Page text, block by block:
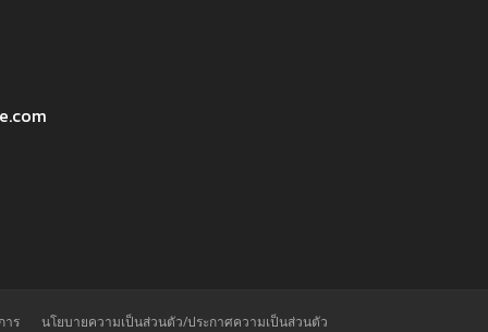
าร นโยบายความเป็นส่วนตัว/ประกาศความเป็นส่วนตัว